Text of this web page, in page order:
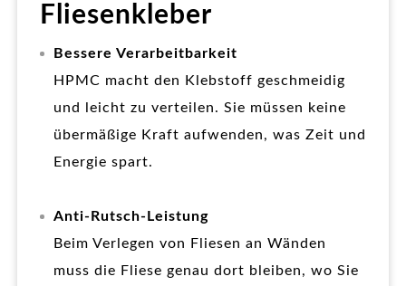
Fliesenkleber
Bessere Verarbeitbarkeit
HPMC macht den Klebstoff geschmeidig
und leicht zu verteilen. Sie müssen keine
übermäßige Kraft aufwenden, was Zeit und
Energie spart.
Anti-Rutsch-Leistung
Beim Verlegen von Fliesen an Wänden
muss die Fliese genau dort bleiben, wo Sie